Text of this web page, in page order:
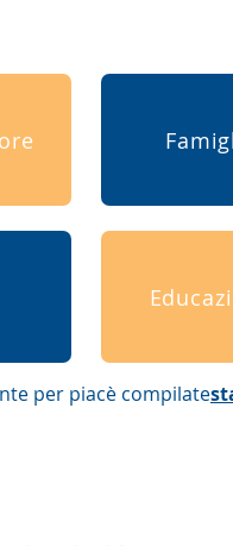
per piacè compilate